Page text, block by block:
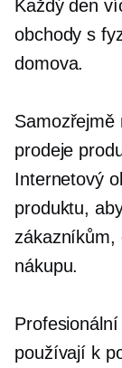
Každý den
obchody s
domova.
Samozřejmě
prodeje
Internetový
produktu,
zákazníkům,
nákupu.
používají k